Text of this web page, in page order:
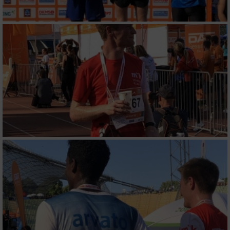
Verwendung von Profilen zur Auswahl
personalisierter Inhalte
Messung der Werbeleistung
Messung der Performance von Inhalten
Analyse von Zielgruppen durch Statistiken
oder Kombinationen von Daten aus
verschiedenen Quellen
Entwicklung und Verbesserung der Angebote
Verwendung reduzierter Daten zur Auswahl
von Inhalten
IAB-Besonderheiten:
Verwendung genauer Standortdaten